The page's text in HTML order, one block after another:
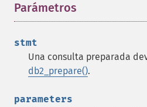
Parámetros
stmt
Una consulta preparada
db2_prepare().
parameters